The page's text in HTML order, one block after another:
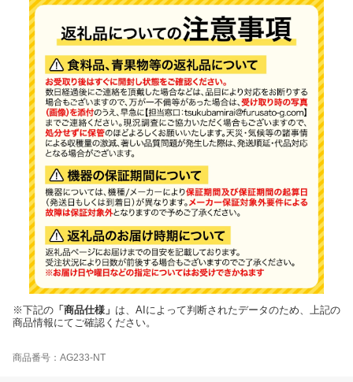
※下記の 「商品仕様」 は、AIによって判断されたデータのため、上記の
商品情報にてご確認ください。
商品番号：AG233-NT